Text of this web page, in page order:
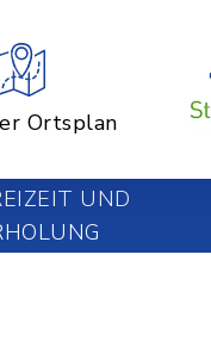
Ortsplan
UND